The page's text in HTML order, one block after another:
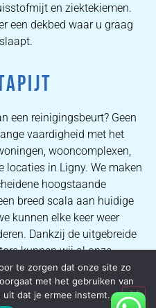
en ziektekiemen.
een dekbed waar u graag
een reinigingsbeurt? Geen
vaardigheid met het
wooncomplexen,
locaties in Ligny. We maken
hoogstaande
breed scala aan huidige
kunnen elke keer weer
Dankzij de uitgebreide
kunnen wij al onze
en
garanderen.
te zorgen dat onze site zo
met het gebruiken van
dat je ermee instemt.